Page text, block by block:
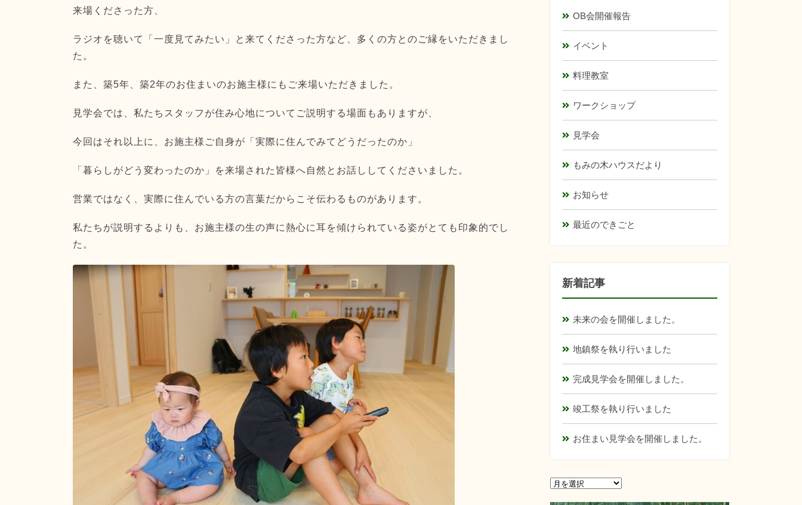
来場くださった方、
ラジオを聴いて「一度見てみたい」と来てくださった方など、多くの方とのご縁をいただきまし
た。
また、築5年、築2年のお住まいのお施主様にもご来場いただきました。
見学会では、私たちスタッフが住み心地についてご説明する場面もありますが、
今回はそれ以上に、お施主様ご自身が「実際に住んでみてどうだったのか」
「暮らしがどう変わったのか」を来場された皆様へ自然とお話ししてくださいました。
営業ではなく、実際に住んでいる方の言葉だからこそ伝わるものがあります。
私たちが説明するよりも、お施主様の生の声に熱心に耳を傾けられている姿がとても印象的でし
た。
OB会開催報告
イベント
料理教室
ワークショップ
見学会
もみの木ハウスだより
お知らせ
最近のできごと
新着記事
未来の会を開催しました。
地鎮祭を執り行いました
完成見学会を開催しました。
竣工祭を執り行いました
お住まい見学会を開催しました。
ア
ア